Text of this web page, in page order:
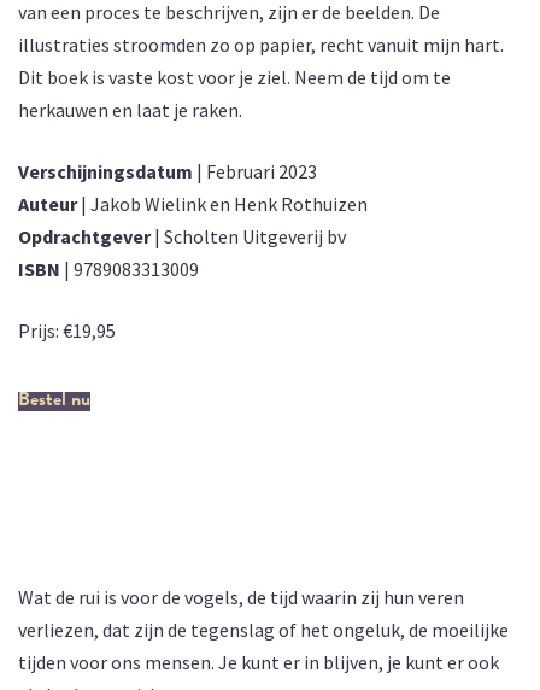
van een proces te beschrijven, zijn er de beelden. De
illustraties stroomden zo op papier, recht vanuit mijn hart.
Dit boek is vaste kost voor je ziel. Neem de tijd om te
herkauwen en laat je raken.
Verschijningsdatum | Februari 2023
Auteur| Jakob Wielink en Henk Rothuizen
Opdrachtgever| Scholten Uitgeverij bv
ISBN | 9789083313009
Prijs: €19,95
Bestel nu
je kunt er ook als herboren uitkomen. Vincent van Gogh
Wat de rui is voor de vogels, de tijd waarin zij hun veren
verliezen, dat zijn de tegenslag of het ongeluk, de moeilijke
tijden voor ons mensen. Je kunt er in blijven, je kunt er ook